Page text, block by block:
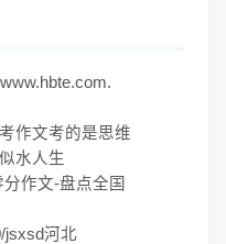
作文考的是思维
水人生
作文-盘点全国
jsxsd河北